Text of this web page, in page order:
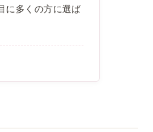
に多くの方に選ば